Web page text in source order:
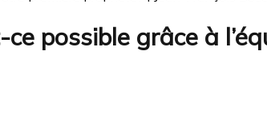
possible grâce à